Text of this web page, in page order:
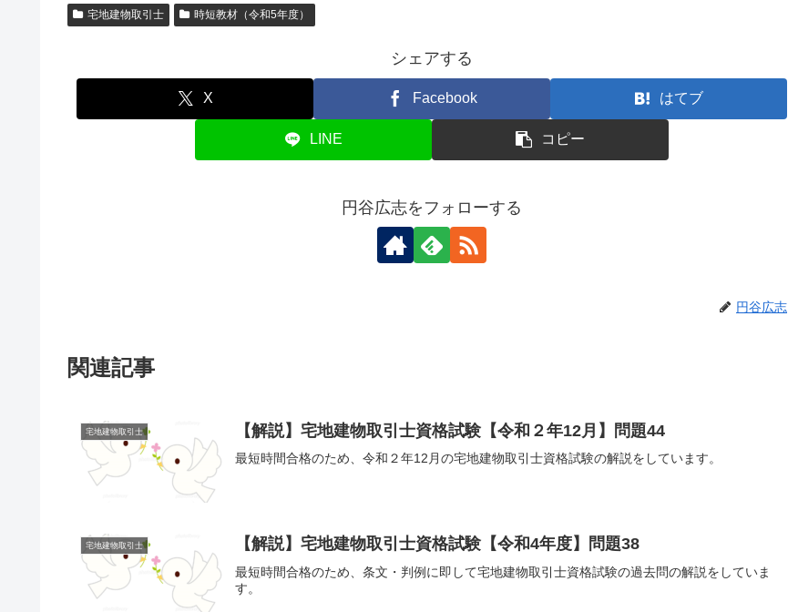
e
o
er
宅地建物取引士 時短教材（令和5年度）
シェアする
X Facebook はてブ
LINE コピー
円谷広志をフォローする
円谷広志
関連記事
宅地建物取引士 【解説】宅地建物取引士資格試験【令和２年12月】問題44
最短時間合格のため、令和２年12月の宅地建物取引士資格試験の解説をしています。
宅地建物取引士 【解説】宅地建物取引士資格試験【令和4年度】問題38
最短時間合格のため、条文・判例に即して宅地建物取引士資格試験の過去問の解説をしていま
す。